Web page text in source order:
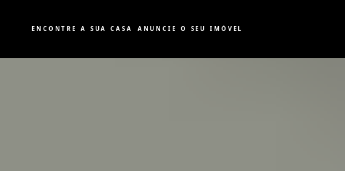
ENCONTRE A SUA CASA ANUNCIE O SEU IMÓVEL